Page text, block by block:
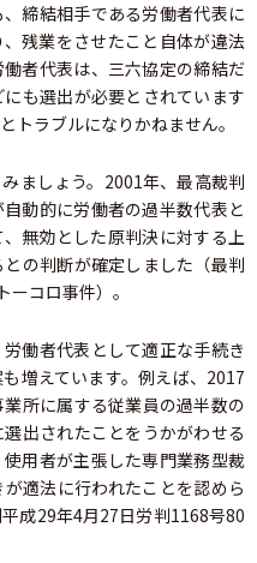
締結相手である労働者代表に
残業をさせたこと自体が違法
者代表は、三六協定の締結だ
も選出が必要とされています
トラブルになりかねません。
ましょう。2001年、最高裁判
動的に労働者の過半数代表と
無効とした原判決に対する上
の判断が確定しました（最判
コロ事件）。
働者代表として適正な手続き
増えています。例えば、2017
所に属する従業員の過半数の
出されたことをうかがわせる
用者が主張した専門業務型裁
適法に行われたことを認めら
成29年4月27日労判1168号80